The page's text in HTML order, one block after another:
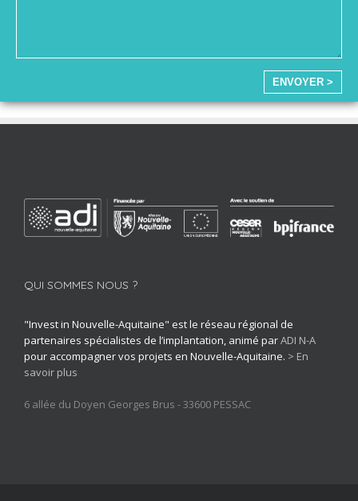
ENVOYER >
QUI SOMMES NOUS ?
"Invest in Nouvelle-Aquitaine" est le réseau régional de
partenaires spécialistes de l’implantation, animé parADI N-A
pour accompagner vos projets en Nouvelle-Aquitaine. > En
savoir plus
6 allée du Doyen Georges Brus - 33600 PESSAC